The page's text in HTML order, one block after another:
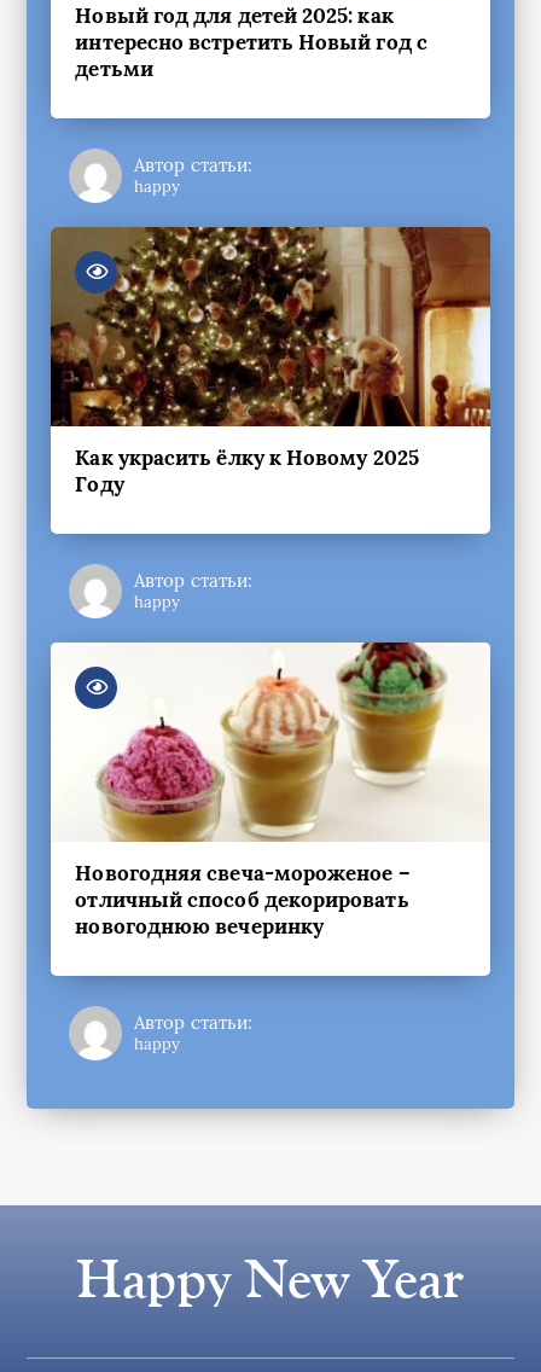
Новый год для детей 2025: как
интересно встретить Новый год с
детьми
Автор статьи:
happy
Как украсить ёлку к Новому 2025
Году
Автор статьи:
happy
Новогодняя свеча-мороженое –
отличный способ декорировать
новогоднюю вечеринку
Автор статьи:
happy
Happy New Year